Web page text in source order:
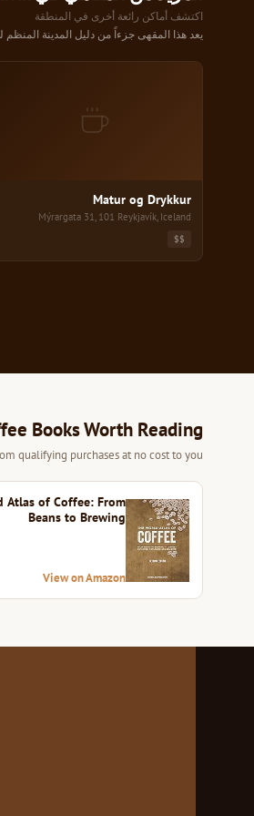
اكتشف أماكن رائعة أخرى في المنطقة
يعد هذا المقهى جزءاً من دليل المدينة المنظم
og Drykkur
Matur og Drykkur
Mýrargata 31, 101 Reykjavík, Iceland
$$
Books Worth Reading
qualifying purchases at no cost to you.
Atlas of Coffee: From
Beans to Brewing
View on Amazon